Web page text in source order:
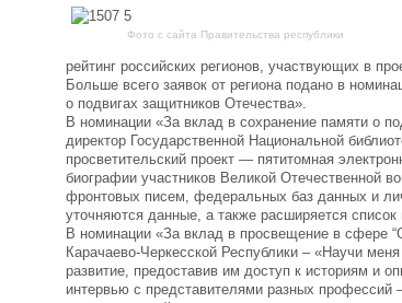
Фото с сайта Правительства республики
рейтинг российских регионов, участвующих в
Больше всего заявок от региона подано в
о подвигах защитников Отечества».
В номинации «За вклад в сохранение памяти о
директор Государственной Национальной
просветительский проект — пятитомная
биографии участников Великой Отечественной
фронтовых писем, федеральных баз данных и
уточняются данные, а также расширяется список
В номинации «За вклад в просвещение в сфере
Карачаево-Черкесской Республики – «Научи
развитие, предоставив им доступ к историям и
интервью с представителями разных профессий